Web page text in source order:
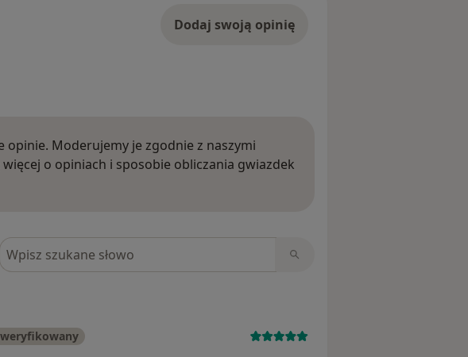
Dodaj swoją opinię
opinie. Moderujemy je zgodnie z naszymi
o opiniach i sposobie obliczania gwiazdek
Szukaj w opiniach